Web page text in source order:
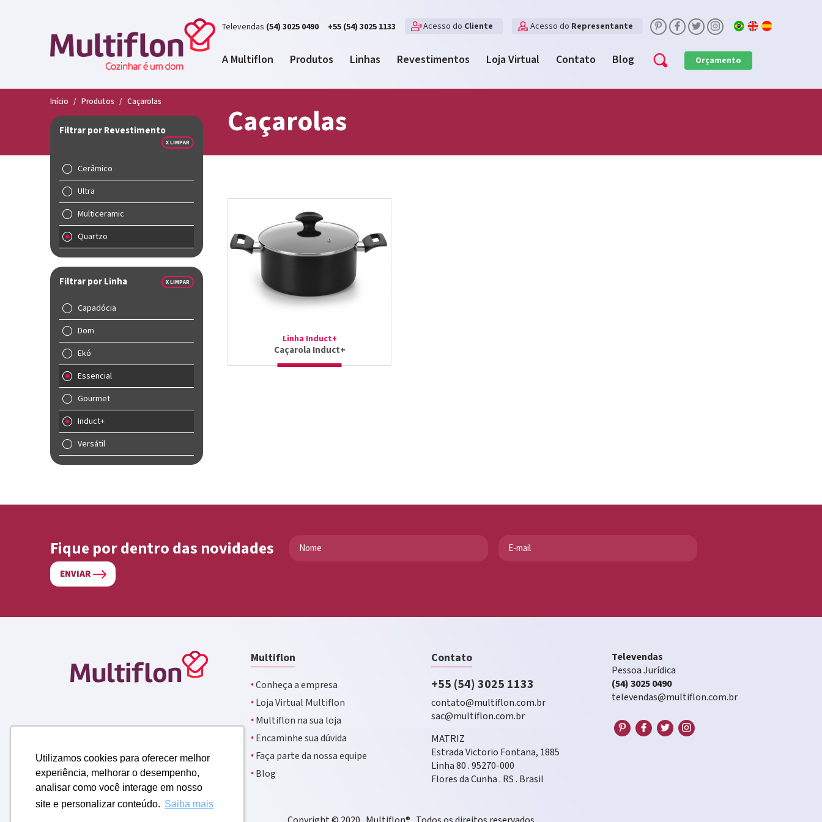
Utilizamos cookies para oferecer melhor
experiência, melhorar o desempenho,
analisar como você interage em nosso
site e personalizar conteúdo. Saiba mais
Televendas (54) 3025 0490 +55 (54) 3025 1133 Acesso do Cliente Acesso do Representante
A Multiflon Produtos Linhas Revestimentos Loja Virtual Contato Blog Orçamento
Início / Produtos / Caçarolas
Caçarolas
Filtrar por Revestimento
X LIMPAR
Cerâmico
Ultra
Multiceramic
Quartzo
Filtrar por Linha X LIMPAR
Capadócia
Dom
Ekó
Essencial
Gourmet
Induct+
Versátil
Linha Induct+
Caçarola Induct+
Fique por dentro das novidades
ENVIAR
Multiflon
·Conheça a empresa
· Loja Virtual Multiflon
· Multiflon na sua loja
· Encaminhe sua dúvida
· Faça parte da nossa equipe
· Blog
Contato
+55 (54) 3025 1133
contato@multiflon.com.br
sac@multiflon.com.br
MATRIZ
Estrada Victorio Fontana, 1885
Linha 80 . 95270-000
Flores da Cunha . RS . Brasil
Televendas
Pessoa Jurídica
(54) 3025 0490
televendas@multiflon.com.br